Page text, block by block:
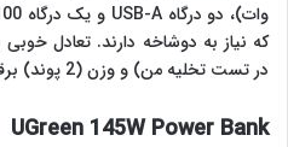
در تست تخلیه من) و وزن (2 پوند) برقرار می کند.
UGreen 145W Power Bank